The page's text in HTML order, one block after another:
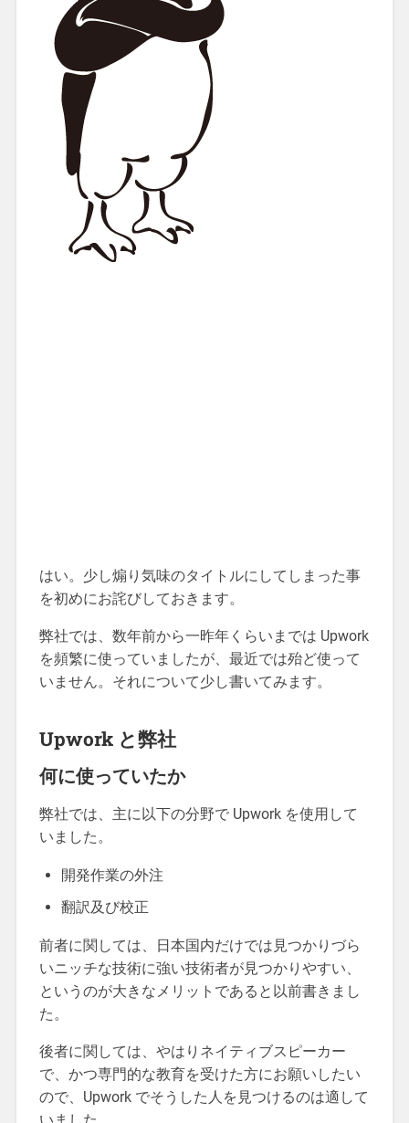
はい。少し煽り気味のタイトルにしてしまった事
を初めにお詫びしておきます。
弊社では、数年前から一昨年くらいまでは Upwork
を頻繁に使っていましたが、最近では殆ど使って
いません。それについて少し書いてみます。
Upwork と弊社
何に使っていたか
弊社では、主に以下の分野で Upwork を使用して
いました。
開発作業の外注
翻訳及び校正
前者に関しては、日本国内だけでは見つかりづら
いニッチな技術に強い技術者が見つかりやすい、
というのが大きなメリットであると以前書きまし
た。
後者に関しては、やはりネイティブスピーカー
で、かつ専門的な教育を受けた方にお願いしたい
ので、Upwork でそうした人を見つけるのは適して